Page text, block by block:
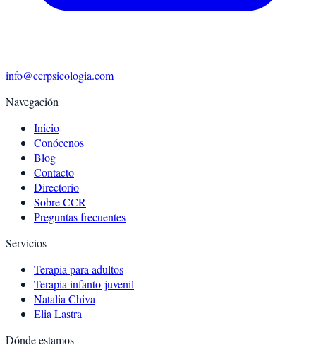
info@ccrpsicologia.com
Navegación
Inicio
Conócenos
Blog
Contacto
Directorio
Sobre CCR
Preguntas frecuentes
Servicios
Terapia para adultos
Terapia infanto-juvenil
Natalia Chiva
Elia Lastra
Dónde estamos